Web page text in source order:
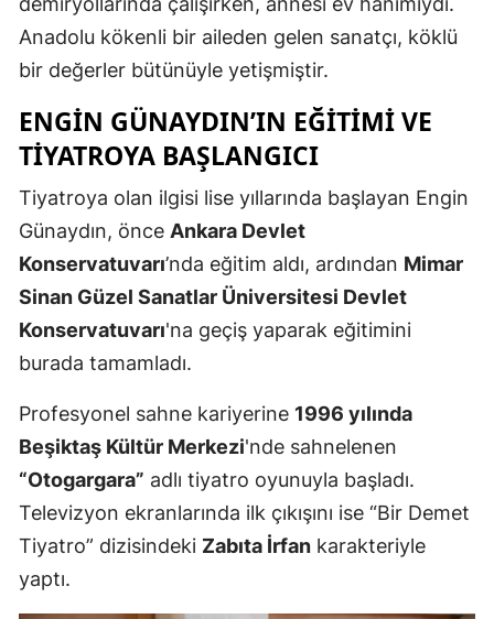
Kırşehir
Kütahya
Manisa
Muğla
Nevşehir
Niğde
Anadolu kökenli bir aileden gelen sanatçı, köklü
bir değerler bütünüyle yetişmiştir.
ENGIN GÜNAYDIN’IN EĞITIMI VE
TIYATROYA BAŞLANGICI
Tiyatroya olan ilgisi lise yıllarında başlayan Engin
Günaydın, önce Ankara Devlet
Konservatuvarı’nda eğitim aldı, ardından Mimar
Sinan Güzel Sanatlar Üniversitesi Devlet
Konservatuvarı'na geçiş yaparak eğitimini
burada tamamladı.
Profesyonel sahne kariyerine 1996 yılında
Beşiktaş Kültür Merkezi'nde sahnelenen
“Otogargara” adlı tiyatro oyunuyla başladı.
Televizyon ekranlarında ilk çıkışını ise “Bir Demet
Tiyatro” dizisindeki Zabıta İrfan karakteriyle
yaptı.